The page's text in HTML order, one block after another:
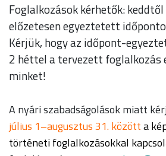
Foglalkozások kérhetők:
előzetesen egyeztetett
Kérjük, hogy az időpont-
2 héttel a tervezett foglalkozás
minket!
A nyári szabadságolások miatt
július 1–augusztus 31. közötta
történeti foglalkozásokkal